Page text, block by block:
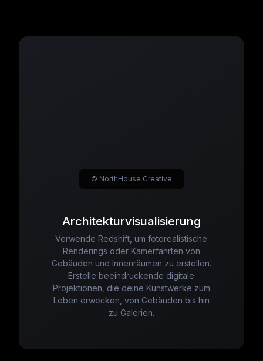
Architekturvisualisierung
Verwende Redshift, um fotorealistische
Renderings oder Kamerfahrten von
Gebäuden und Innenräumen zu erstellen.
Erstelle beeindruckende digitale
Projektionen, die deine Kunstwerke zum
Leben erwecken, von Gebäuden bis hin
zu Galerien.
© NorthHouse Creative